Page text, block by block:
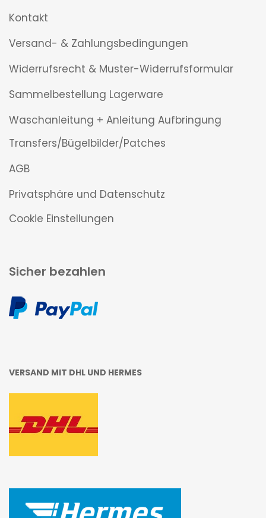
Kontakt
Versand- & Zahlungsbedingungen
Widerrufsrecht & Muster-Widerrufsformular
Sammelbestellung Lagerware
Waschanleitung + Anleitung Aufbringung
Transfers/Bügelbilder/Patches
AGB
Privatsphäre und Datenschutz
Cookie Einstellungen
Sicher bezahlen
VERSAND MIT DHL UND HERMES